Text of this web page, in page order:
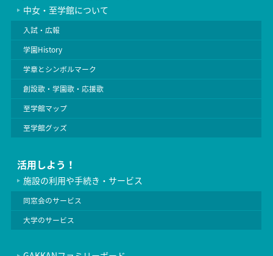
中女・至学館について
入試・広報
学園History
学章とシンボルマーク
創設歌・学園歌・応援歌
至学館マップ
至学館グッズ
活用しよう！
施設の利用や手続き・サービス
同窓会のサービス
大学のサービス